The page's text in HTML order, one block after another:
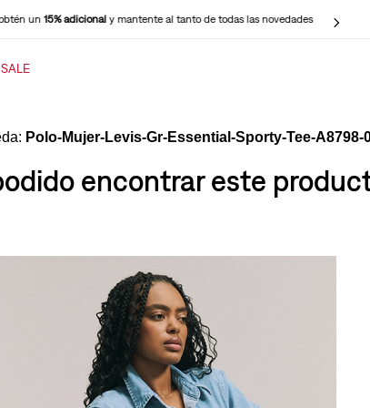
un15% adicional y mantente al tanto de todas las novedades
SALE
Polo-Mujer-Levis-Gr-Essential-Sporty-Tee-A8798-
encontrar este
1.
jeans mujer
2
jeans mujer 501
505 jeans hombre
polo hombre
wide leg
jeans mujer 318